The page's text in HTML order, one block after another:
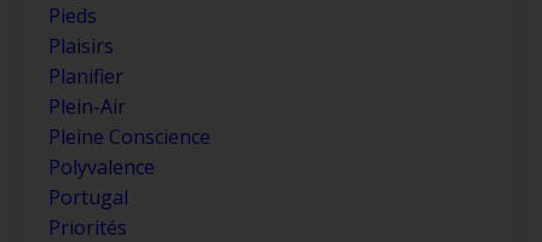
Pieds
Plaisirs
Planifier
Plein-Air
Pleine Conscience
Polyvalence
Portugal
Priorités